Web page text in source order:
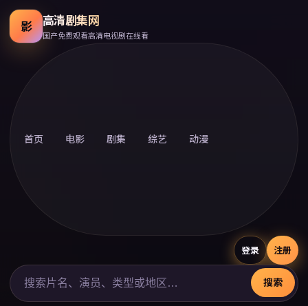
影 高清剧集网
国产免费观看高清电视剧在线看
首页 电影 剧集 综艺 动漫
登录 注册
搜索